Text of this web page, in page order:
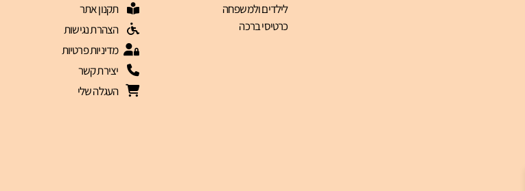
לילדים ולמשפחה
כרטיסי ברכה
תקנון אתר
הצהרת נגישות
מדיניות פרטיות
יצירת קשר
העגלה שלי